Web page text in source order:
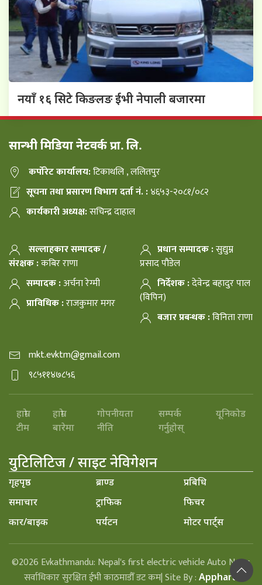
नयाँ १६ सिटे किङलङ ईभी नेपाली बजारमा
सान्भी मिडिया नेटवर्क प्रा. लि.
कर्पोरेट कार्यालय:टिकाथलि , ललितपुर
सूचना तथा प्रसारण विभाग दर्ता नं. :४६५३-२०८१/०८२
कार्यकारी अध्यक्ष:सचिन्द्र दाहाल
सल्लाहकार सम्पादक /
संरक्षक :कबिर राणा
प्रधान सम्पादक :सुद्युम्न
प्रसाद पौडेल
सम्पादक :अर्चना रेग्मी
प्राविधिक :राजकुमार मगर
निर्देशक :देवेन्द्र बहादुर पाल
(विपिन)
बजार प्रबन्धक :विनिता राणा
mkt.evktm@gmail.com
९८५११४७८५६
हाम्रो
टीम
हाम्रो
बारेमा
गोपनीयता
नीति
सम्पर्क
गर्नुहोस्
यूनिकोड
युटिलिटिज / साइट नेविगेशन
गृहपृष्ठ
समाचार
कार/बाइक
ब्राण्ड
ट्राफिक
पर्यटन
प्रबिधि
फिचर
मोटर पार्ट्स
©2026 Evkathmandu: Nepal's first electric vehicle Auto News
सर्वाधिकार सुरक्षित ईभी काठमाडौँ डट कम| Site By : Appharu